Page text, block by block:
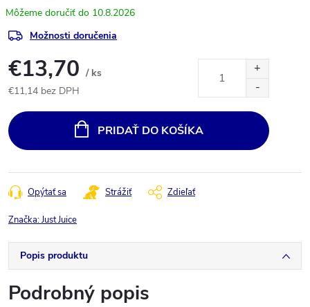
10.8.2026
Možnosti doručenia
€13,70 / ks
€11,14 bez DPH
cena:
PRIDAŤ DO KOŠÍKA
Opýtať sa Strážiť Zdieľať
Značka:Just Juice
Popis produktu
Podrobný popis